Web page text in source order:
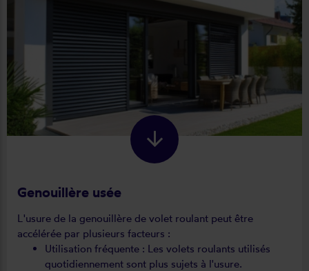
Genouillère usée
L'usure de la genouillère de volet roulant peut être
accélérée par plusieurs facteurs :
Utilisation fréquente : Les volets roulants utilisés
quotidiennement sont plus sujets à l'usure.